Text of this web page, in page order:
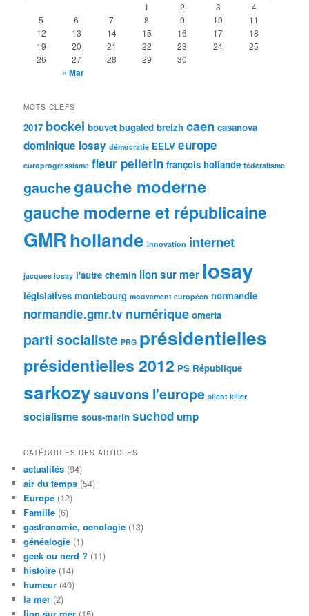
1 2 3
4
5
6 7 8 9 10
11
12
13 14 15 16 17
18
19
20 21 22 23 24
25
26
27 28 29 30
« Mar
MOTS CLEFS
2017 bockel bouvet bugaled breizh caen casanova
dominique losay démocratie EELV europe
europrogressisme fleur pellerin françois hollande fédéralisme
gauchegauche moderne
gauche moderne et républicaine
GMRhollande innovation internet
jacques losay l'autre chemin lion sur mer losay
législatives montebourg mouvement européen normandie
normandie.gmr.tv numérique omerta
parti socialiste PRG présidentielles
présidentielles 2012 PS République
sarkozysauvons l'europe silent killer
socialisme sous-marin suchodump
CATÉGORIES DES ARTICLES
actualités (94)
air du temps (54)
Europe (12)
Famille (6)
gastronomie, oenologie (13)
généalogie (1)
geek ou nerd ? (11)
histoire (14)
humeur (40)
la mer (2)